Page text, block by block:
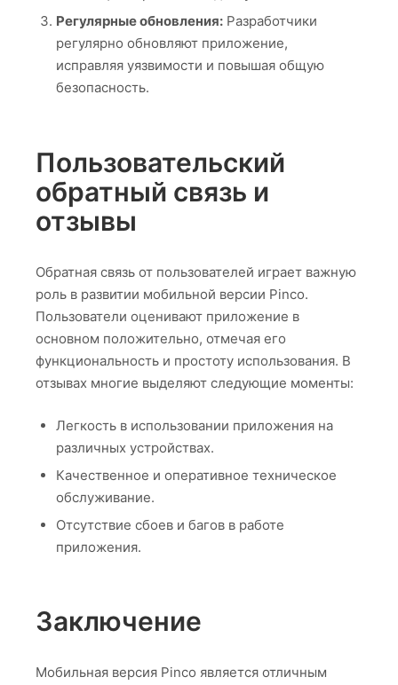
Регулярные обновления:Разработчики
регулярно обновляют приложение,
исправляя уязвимости и повышая общую
безопасность.
Пользовательский
обратный связь и
отзывы
Обратная связь от пользователей играет важную
роль в развитии мобильной версии Pinco.
Пользователи оценивают приложение в
основном положительно, отмечая его
функциональность и простоту использования. В
отзывах многие выделяют следующие моменты:
Легкость в использовании приложения на
различных устройствах.
Качественное и оперативное техническое
обслуживание.
Отсутствие сбоев и багов в работе
приложения.
Заключение
Мобильная версия Pinco является отличным